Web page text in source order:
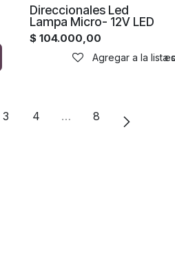
Agregar a la lista de
¡Nuevo!
Direccionales Led
Lampa Micro- 12V LED
$104.000,00
Agregar a la lista
3 4 … 8